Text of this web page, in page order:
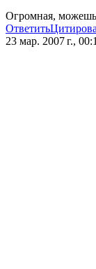
Огромная, можешь
Ответить
23 мар. 2007 г.,